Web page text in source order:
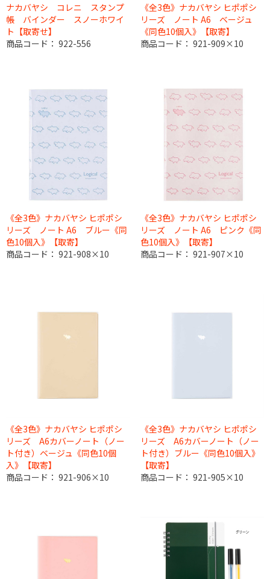
ナカバヤシ コレニ スタンプ
帳 バインダー スノーホワイ
ト【取寄せ】
商品コード： 922-556
《全3色》ナカバヤシ ヒポポシ
リーズ ノート A6 ベージュ
《同色10個入》【取寄】
商品コード： 921-909×10
《全3色》ナカバヤシ ヒポポシ
リーズ ノート A6 ブルー《同
色10個入》【取寄】
商品コード： 921-908×10
《全3色》ナカバヤシ ヒポポシ
リーズ ノート A6 ピンク《同
色10個入》【取寄】
商品コード： 921-907×10
《全3色》ナカバヤシ ヒポポシ
リーズ A6カバーノート（ノー
ト付き）ベージュ《同色10個
入》【取寄】
商品コード： 921-906×10
《全3色》ナカバヤシ ヒポポシ
リーズ A6カバーノート（ノー
ト付き）ブルー《同色10個入》
【取寄】
商品コード： 921-905×10